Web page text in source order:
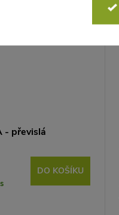
- převislá
DO KOŠÍKU